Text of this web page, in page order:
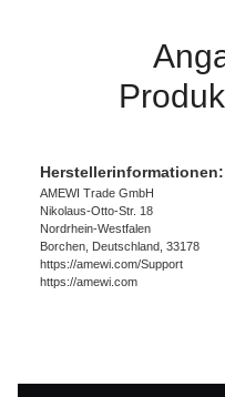
Herstellerinformationen:
AMEWI Trade GmbH
Nikolaus-Otto-Str. 18
Nordrhein-Westfalen
Borchen, Deutschland, 33178
https://amewi.com/Support
https://amewi.com